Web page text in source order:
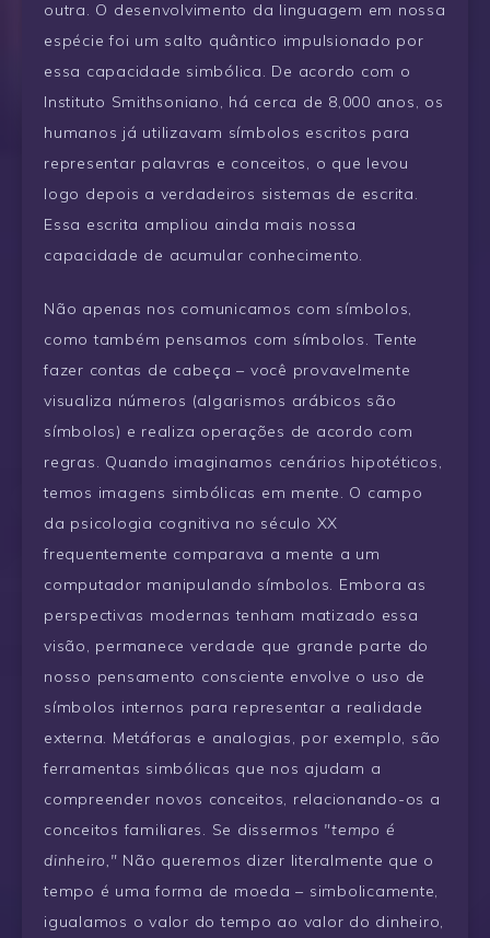
outra. O desenvolvimento da linguagem em nossa
espécie foi um salto quântico impulsionado por
essa capacidade simbólica. De acordo com o
Instituto Smithsoniano, há cerca de 8,000 anos, os
humanos já utilizavam símbolos escritos para
representar palavras e conceitos, o que levou
logo depois a verdadeiros sistemas de escrita.
Essa escrita ampliou ainda mais nossa
capacidade de acumular conhecimento.
Não apenas nos comunicamos com símbolos,
como também pensamos com símbolos. Tente
fazer contas de cabeça – você provavelmente
visualiza números (algarismos arábicos são
símbolos) e realiza operações de acordo com
regras. Quando imaginamos cenários hipotéticos,
temos imagens simbólicas em mente. O campo
da psicologia cognitiva no século XX
frequentemente comparava a mente a um
computador manipulando símbolos. Embora as
perspectivas modernas tenham matizado essa
visão, permanece verdade que grande parte do
nosso pensamento consciente envolve o uso de
símbolos internos para representar a realidade
externa. Metáforas e analogias, por exemplo, são
ferramentas simbólicas que nos ajudam a
compreender novos conceitos, relacionando-os a
conceitos familiares. Se dissermos "tempo é
dinheiro," Não queremos dizer literalmente que o
tempo é uma forma de moeda – simbolicamente,
igualamos o valor do tempo ao valor do dinheiro,